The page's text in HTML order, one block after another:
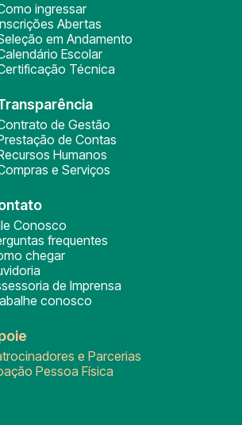
ingressar
Abertas
em Andamento
Escolar
Técnica
de Gestão
de Contas
Humanos
e Serviços
Conosco
frequentes
chegar
de Imprensa
conosco
e Parcerias
Pessoa Física